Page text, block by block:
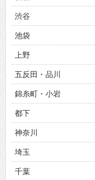
渋谷
池袋
上野
五反田・品川
錦糸町・小岩
都下
神奈川
埼玉
千葉